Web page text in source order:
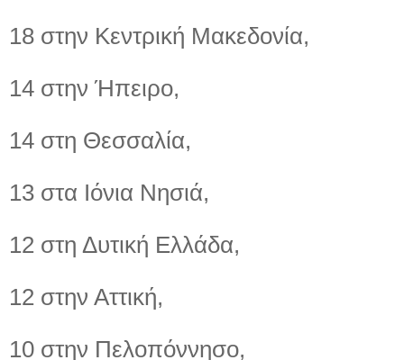
18 στην Κεντρική Μακεδονία,
14 στην Ήπειρο,
14 στη Θεσσαλία,
13 στα Ιόνια Νησιά,
12 στη Δυτική Ελλάδα,
12 στην Αττική,
10 στην Πελοπόννησο,